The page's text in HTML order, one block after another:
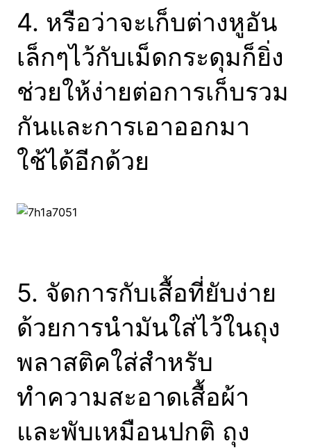
4. หรือว่าจะเก็บต่างหูอัน
เล็กๆไว้กับเม็ดกระดุมก็ยิ่ง
ช่วยให้ง่ายต่อการเก็บรวม
กันและการเอาออกมา
ใช้ได้อีกด้วย
5. จัดการกับเสื้อที่ยับง่าย
ด้วยการนำมันใส่ไว้ในถุง
พลาสติคใส่สำหรับ
ทำความสะอาดเสื้อผ้า
และพับเหมือนปกติ ถุง